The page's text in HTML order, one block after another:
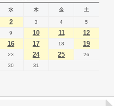
水 木 金 土
2 3 4
5
9 10 11 12
16 17 18
19
23 24 25 26
30 31